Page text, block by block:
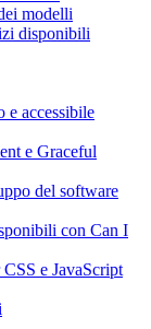
modelli
disponibili
e accessibile
e Graceful
del software
con Can I
e JavaScript